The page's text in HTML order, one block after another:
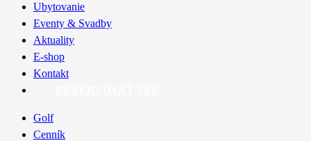
Ubytovanie
Eventy & Svadby
Aktuality
E-shop
Kontakt
Golf
Cenník